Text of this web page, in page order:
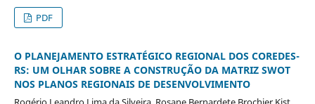
PDF
O PLANEJAMENTO ESTRATÉGICO REGIONAL DOS COREDES-
RS: UM OLHAR SOBRE A CONSTRUÇÃO DA MATRIZ SWOT
NOS PLANOS REGIONAIS DE DESENVOLVIMENTO